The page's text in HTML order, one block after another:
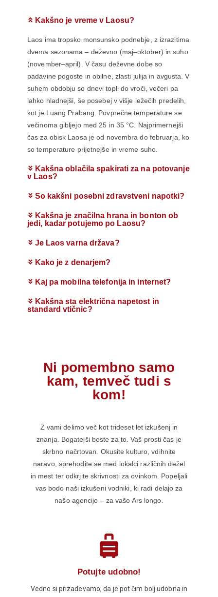
Kakšno je vreme v Laosu?
Laos ima tropsko monsunsko podnebje, z izrazitima
dvema sezonama – deževno (maj–oktober) in suho
(november–april). V času deževne dobe so
padavine pogoste in obilne, zlasti julija in avgusta. V
suhem obdobju so dnevi topli do vroči, večeri pa
lahko hladnejši, še posebej v višje ležečih predelih,
kot je Luang Prabang. Povprečne temperature se
večinoma gibljejo med 25 in 35 °C. Najprimernejši
čas za obisk Laosa je od novembra do februarja, ko
so temperature prijetnejše in vreme suho.
Kakšna oblačila spakirati za na potovanje
v Laos?
So kakšni posebni zdravstveni napotki?
Kakšna je značilna hrana in bonton ob
jedi, kadar potujemo po Laosu?
Je Laos varna država?
Kako je z denarjem?
Kaj pa mobilna telefonija in internet?
Kakšna sta električna napetost in
standard vtičnic?
Ni pomembno samo
kam, temveč tudi s
kom!
Z vami delimo več kot trideset let izkušenj in
znanja. Bogatejši boste za to. Vaš prosti čas je
skrbno načrtovan. Okusite kulturo, vdihnite
naravo, sprehodite se med lokalci različnih dežel
in mest ter odkrjite skrivnosti za ovinkom. Popeljali
vas bodo naši izkušeni vodniki, ki radi delajo za
našo agencijo – za vašo Ars longo.
Potujte udobno!
Vedno si prizadevamo, da je pot čim bolj udobna in